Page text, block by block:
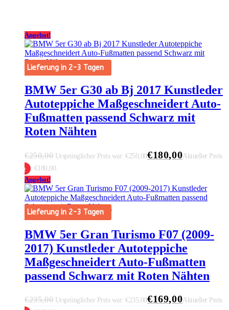
Angebot!
Lieferung in 2-3 Tagen
BMW 5er G30 ab Bj 2017 Kunstleder
Autoteppiche Maßgeschneidert Auto-
Fußmatten passend Schwarz mit
Roten Nähten
€250,00 Ursprünglicher Preis war: €250,00€180,00Aktueller Preis
ist: €180,00.
Angebot!
Lieferung in 2-3 Tagen
BMW 5er Gran Turismo F07 (2009-
2017) Kunstleder Autoteppiche
Maßgeschneidert Auto-Fußmatten
passend Schwarz mit Roten Nähten
€235,00 Ursprünglicher Preis war: €235,00€169,00Aktueller Preis